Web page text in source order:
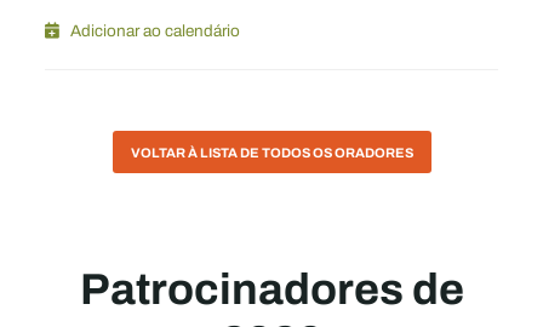
Adicionar ao calendário
VOLTAR À LISTA DE TODOS OS ORADORES
Patrocinadores de